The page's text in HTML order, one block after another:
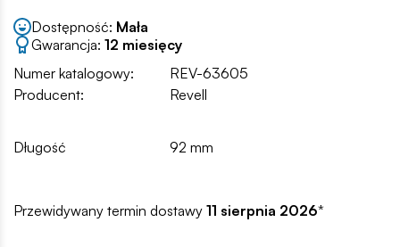
Dostępność: Mała
Gwarancja: 12 miesięcy
Numer katalogowy:
REV-63605
Producent:
Revell
Długość 92 mm
Przewidywany termin dostawy 11 sierpnia 2026*